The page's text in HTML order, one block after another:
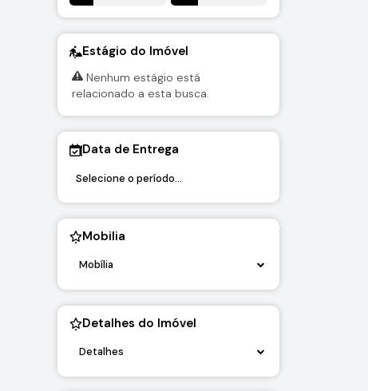
Estágio do Imóvel
Nenhum estágio está
relacionado a esta busca.
Data de Entrega
Mobilia
Mobília
Detalhes do Imóvel
Detalhes